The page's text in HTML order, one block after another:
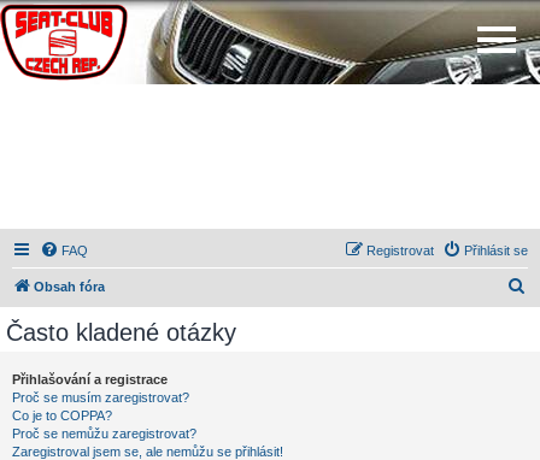
FAQ Přihlásit se
Registrovat
Obsah fóra
Často kladené otázky
Přihlašování a registrace
Proč se musím zaregistrovat?
Co je to COPPA?
Proč se nemůžu zaregistrovat?
Zaregistroval jsem se, ale nemůžu se přihlásit!